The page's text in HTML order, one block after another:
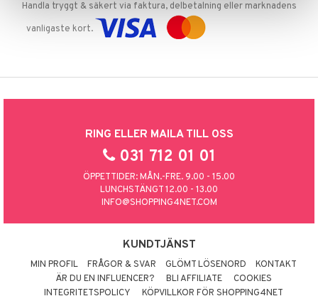
Handla tryggt & säkert via faktura, delbetalning eller marknadens
vanligaste kort.
RING ELLER MAILA TILL OSS
031 712 01 01
ÖPPETTIDER: MÅN.-FRE. 9.00 - 15.00
LUNCHSTÄNGT 12.00 - 13.00
INFO@SHOPPING4NET.COM
KUNDTJÄNST
MIN PROFIL FRÅGOR & SVAR GLÖMT LÖSENORD
KONTAKT
ÄR DU EN INFLUENCER?
BLI AFFILIATE
COOKIES
INTEGRITETSPOLICY
KÖPVILLKOR FÖR SHOPPING4NET